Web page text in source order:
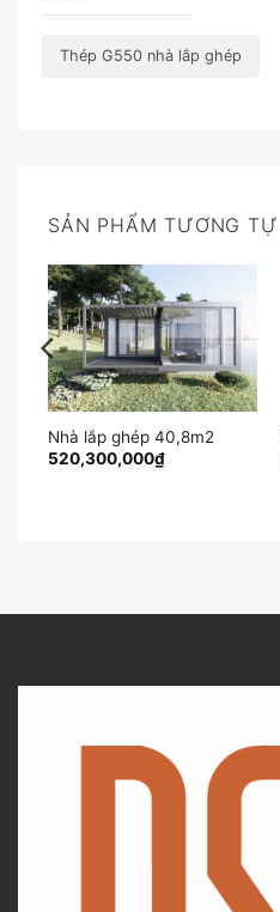
Thép G550 nhà lắp ghép
SẢN PHẨM TƯƠNG TỰ
Nhà lắp ghép 40,8m2
520,300,000₫